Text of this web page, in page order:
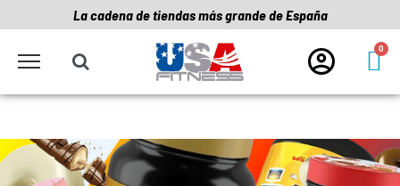
La cadena de tiendas más grande de España